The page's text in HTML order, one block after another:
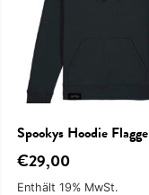
Spookys Hoodie Flagge
€29,00
Enthält 19% MwSt.